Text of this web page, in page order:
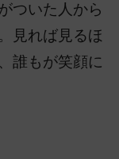
ついた人から
見れば見るほ
誰もが笑顔に